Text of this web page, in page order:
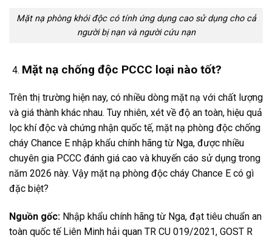
Mặt nạ phòng khói độc có tính ứng dụng cao sử dụng cho cả
người bị nạn và người cứu nạn
Mặt nạ chống độc PCCC loại nào tốt?
Trên thị trường hiện nay, có nhiều dòng mặt nạ với chất lượng
và giá thành khác nhau. Tuy nhiên, xét về độ an toàn, hiệu quả
lọc khí độc và chứng nhận quốc tế, mặt nạ phòng độc chống
cháy Chance E nhập khẩu chính hãng từ Nga, được nhiều
chuyên gia PCCC đánh giá cao và khuyến cáo sử dụng trong
năm 2026 này. Vậy mặt nạ phòng độc cháy Chance E có gì
đặc biệt?
Nguồn gốc: Nhập khẩu chính hãng từ Nga, đạt tiêu chuẩn an
toàn quốc tế Liên Minh hải quan TR CU 019/2021, GOST R